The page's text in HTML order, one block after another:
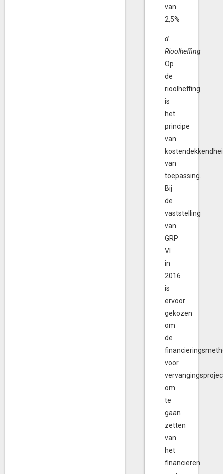
van
2,5%
d.
Rioolheffing
Op
de
rioolheffing
is
het
principe
van
van
toepassing.
Bij
de
vaststelling
van
GRP
VI
in
2016
is
ervoor
gekozen
om
de
voor
om
te
gaan
zetten
van
het
financieren